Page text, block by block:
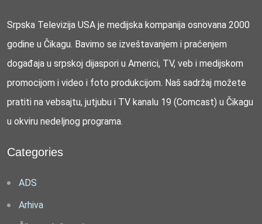
Srpska Televizija USA je medijska kompanija osnovana 2000
godine u Čikagu. Bavimo se izveštavanjem i praćenjem
događaja u srpskoj dijaspori u Americi, TV, veb i medijskom
promocijom i video i foto produkcijom. Naš sadržaj možete
pratiti na vebsajtu, jutjubu i TV kanalu 19 (Comcast) u Čikagu
u okviru nedeljnog programa.
Categories
ADS
Arhiva